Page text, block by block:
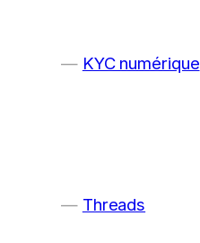
KYC numérique
Threads